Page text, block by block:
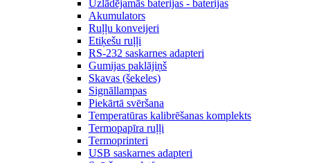
Uzlādējamās baterijas - baterijas
Akumulators
Ruļļu konveijeri
Etiķešu ruļļi
RS-232 saskarnes adapteri
Gumijas paklājiņš
Skavas (šekeles)
Signāllampas
Piekārtā svēršana
Temperatūras kalibrēšanas komplekts
Termopapīra ruļļi
Termoprinteri
USB saskarnes adapteri